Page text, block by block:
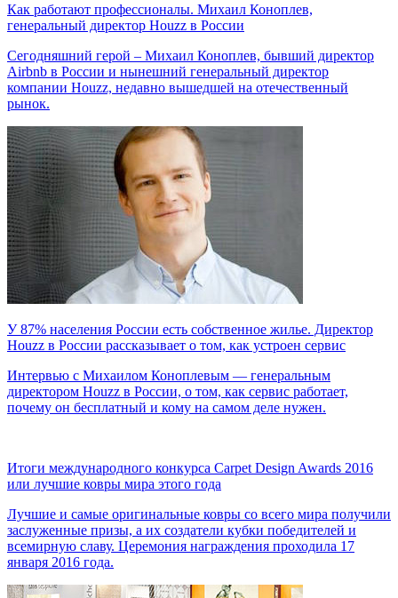
Как работают профессионалы. Михаил Коноплев,
генеральный директор Houzz в России
Сегодняшний герой – Михаил Коноплев, бывший директор
Airbnb в России и нынешний генеральный директор
компании Houzz, недавно вышедшей на отечественный
рынок.
У 87% населения России есть собственное жилье. Директор
Houzz в России рассказывает о том, как устроен сервис
Интервью с Михаилом Коноплевым — генеральным
директором Houzz в России, о том, как сервис работает,
почему он бесплатный и кому на самом деле нужен.
Итоги международного конкурса Carpet Design Awards 2016
или лучшие ковры мира этого года
Лучшие и самые оригинальные ковры со всего мира получили
заслуженные призы, а их создатели кубки победителей и
всемирную славу. Церемония награждения проходила 17
января 2016 года.